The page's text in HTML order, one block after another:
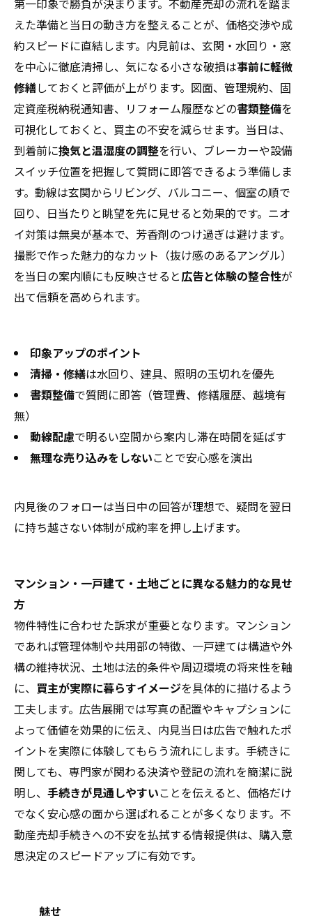
第一印象で勝負が決まります。不動産売却の流れを踏ま
えた準備と当日の動き方を整えることが、価格交渉や成
約スピードに直結します。内見前は、玄関・水回り・窓
を中心に徹底清掃し、気になる小さな破損は事前に軽微
修繕しておくと評価が上がります。図面、管理規約、固
定資産税納税通知書、リフォーム履歴などの書類整備を
可視化しておくと、買主の不安を減らせます。当日は、
到着前に換気と温湿度の調整を行い、ブレーカーや設備
スイッチ位置を把握して質問に即答できるよう準備しま
す。動線は玄関からリビング、バルコニー、個室の順で
回り、日当たりと眺望を先に見せると効果的です。ニオ
イ対策は無臭が基本で、芳香剤のつけ過ぎは避けます。
撮影で作った魅力的なカット（抜け感のあるアングル）
を当日の案内順にも反映させると広告と体験の整合性が
出て信頼を高められます。
印象アップのポイント
清掃・修繕は水回り、建具、照明の玉切れを優先
書類整備で質問に即答（管理費、修繕履歴、越境有
無）
動線配慮で明るい空間から案内し滞在時間を延ばす
無理な売り込みをしないことで安心感を演出
内見後のフォローは当日中の回答が理想で、疑問を翌日
に持ち越さない体制が成約率を押し上げます。
マンション・一戸建て・土地ごとに異なる魅力的な見せ
方
物件特性に合わせた訴求が重要となります。マンション
であれば管理体制や共用部の特徴、一戸建ては構造や外
構の維持状況、土地は法的条件や周辺環境の将来性を軸
に、 買主が実際に暮らすイメージを具体的に描けるよう
工夫します。広告展開では写真の配置やキャプションに
よって価値を効果的に伝え、内見当日は広告で触れたポ
イントを実際に体験してもらう流れにします。手続きに
関しても、専門家が関わる決済や登記の流れを簡潔に説
明し、 手続きが見通しやすいことを伝えると、価格だけ
でなく安心感の面から選ばれることが多くなります。不
動産売却手続きへの不安を払拭する情報提供は、購入意
思決定のスピードアップに有効です。
魅せ